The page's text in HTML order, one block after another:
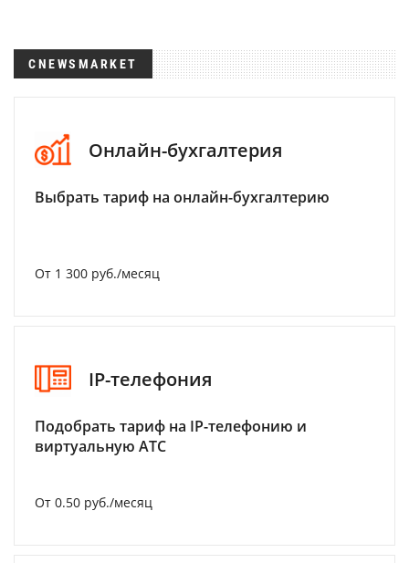
CNEWSMARKET
Онлайн-бухгалтерия
Выбрать тариф на онлайн-бухгалтерию
От 1 300 руб./месяц
IP-телефония
Подобрать тариф на IP-телефонию и
виртуальную АТС
От 0.50 руб./месяц